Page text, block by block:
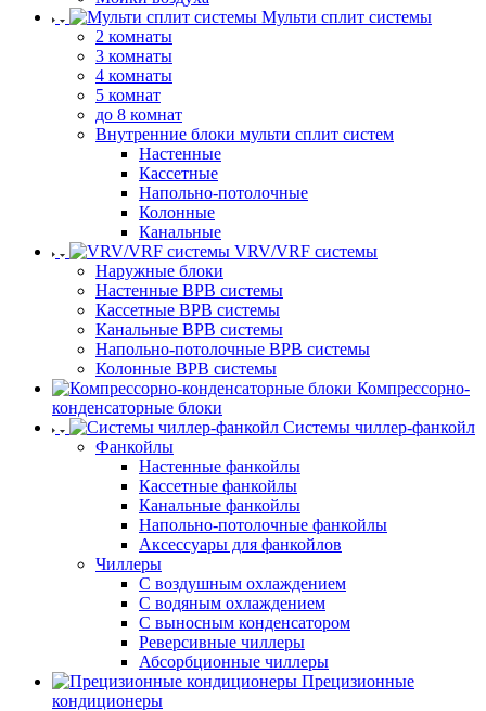
Мульти сплит системы
2 комнаты
3 комнаты
4 комнаты
5 комнат
до 8 комнат
Внутренние блоки мульти сплит систем
Настенные
Кассетные
Напольно-потолочные
Колонные
Канальные
VRV/VRF системы
Наружные блоки
Настенные ВРВ системы
Кассетные ВРВ системы
Канальные ВРВ системы
Напольно-потолочные ВРВ системы
Колонные ВРВ системы
Компрессорно-
конденсаторные блоки
Системы чиллер-фанкойл
Фанкойлы
Настенные фанкойлы
Кассетные фанкойлы
Канальные фанкойлы
Напольно-потолочные фанкойлы
Аксессуары для фанкойлов
Чиллеры
С воздушным охлаждением
С водяным охлаждением
С выносным конденсатором
Реверсивные чиллеры
Абсорбционные чиллеры
Прецизионные
кондиционеры